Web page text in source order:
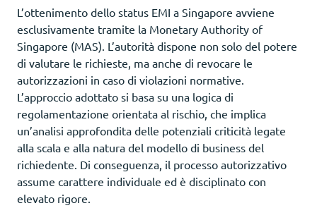
L’ottenimento dello status EMI a Singapore avviene
esclusivamente tramite la Monetary Authority of
Singapore (MAS). L’autorità dispone non solo del potere
di valutare le richieste, ma anche di revocare le
autorizzazioni in caso di violazioni normative.
L’approccio adottato si basa su una logica di
regolamentazione orientata al rischio, che implica
un’analisi approfondita delle potenziali criticità legate
alla scala e alla natura del modello di business del
richiedente. Di conseguenza, il processo autorizzativo
assume carattere individuale ed è disciplinato con
elevato rigore.